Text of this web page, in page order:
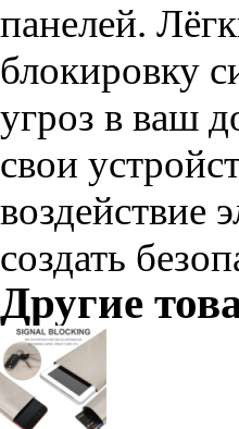
панелей.
блокировку
угроз в ваш
свои
воздействие
создать
Другие